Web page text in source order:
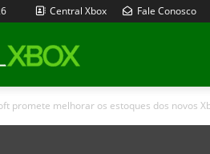
Central Xbox Fale Conosco
promete melhorar os estoques dos novos